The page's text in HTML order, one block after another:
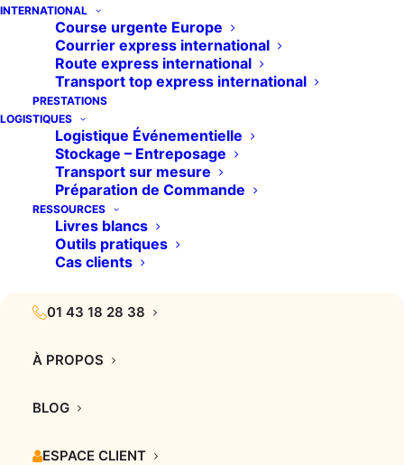
INTERNATIONAL
Course urgente Europe
Courrier express international
Route express international
Transport top express international
PRESTATIONS
LOGISTIQUES
Logistique Événementielle
Stockage – Entreposage
Transport sur mesure
Préparation de Commande
RESSOURCES
Livres blancs
Outils pratiques
Cas clients
01 43 18 28 38
À PROPOS
BLOG
ESPACE CLIENT
Qu’est-ce que la Zone à Trafic Limité (ZTL) ?